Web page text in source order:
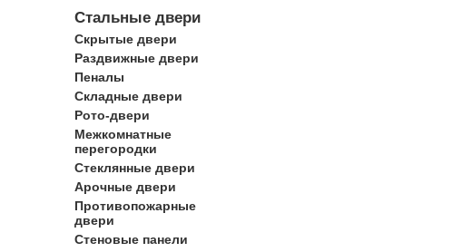
Стальные двери
Скрытые двери
Раздвижные двери
Пеналы
Складные двери
Рото-двери
Межкомнатные
перегородки
Стеклянные двери
Арочные двери
Противопожарные
двери
Стеновые панели